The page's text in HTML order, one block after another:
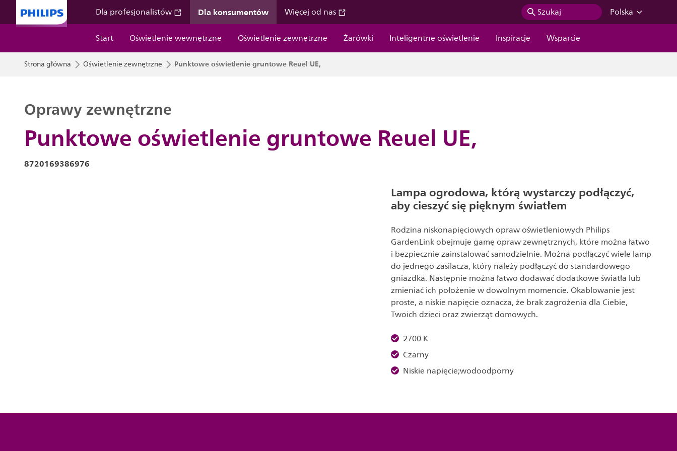
Dla profesjonalistów Dla konsumentów Więcej od nas Szukaj
Polska
Start
Oświetlenie wewnętrzne Oświetlenie zewnętrzne Żarówki Inteligentne oświetlenie Inspiracje Wsparcie
Strona główna Oświetlenie zewnętrzne Punktowe oświetlenie gruntowe Reuel UE,
Punktowe oświetlenie gruntowe Reuel UE,
Oprawy zewnętrzne
8720169386976
Lampa ogrodowa, którą wystarczy podłączyć,
aby cieszyć się pięknym światłem
Rodzina niskonapięciowych opraw oświetleniowych Philips
GardenLink obejmuje gamę opraw zewnętrznych, które można łatwo
i bezpiecznie zainstalować samodzielnie. Można podłączyć wiele lamp
do jednego zasilacza, który należy podłączyć do standardowego
gniazdka. Następnie można łatwo dodawać dodatkowe światła lub
zmieniać ich położenie w dowolnym momencie. Okablowanie jest
proste, a niskie napięcie oznacza, że brak zagrożenia dla Ciebie,
Twoich dzieci oraz zwierząt domowych.
2700 K
Czarny
Niskie napięcie;wodoodporny